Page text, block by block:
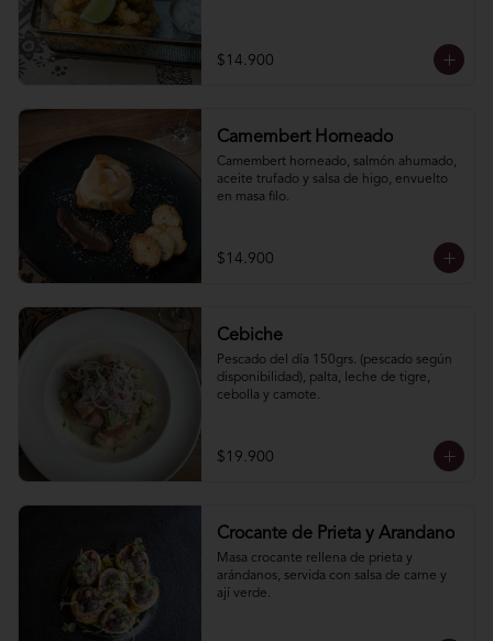
$14.900
Camembert Horneado
Camembert horneado, salmón ahumado,
aceite trufado y salsa de higo, envuelto
en masa filo.
$14.900
Cebiche
Pescado del día 150grs. (pescado según
disponibilidad), palta, leche de tigre,
cebolla y camote.
$19.900
Crocante de Prieta y Arandano
Masa crocante rellena de prieta y
arándanos, servida con salsa de carne y
ají verde.